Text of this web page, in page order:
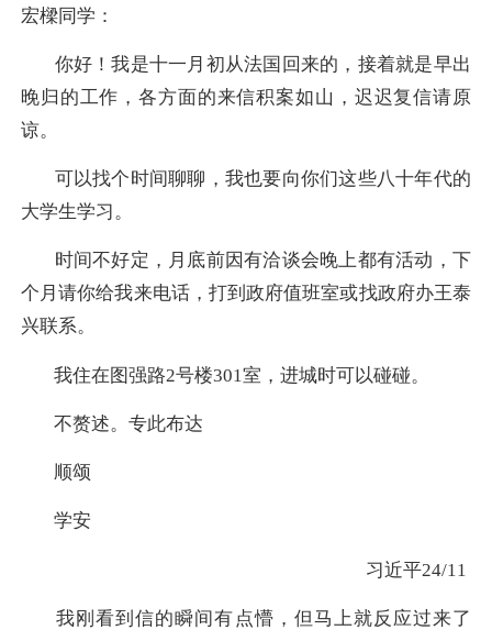
宏樑同学：
你好！我是十一月初从法国回来的，接着就是早出
晚归的工作，各方面的来信积案如山，迟迟复信请原
谅。
可以找个时间聊聊，我也要向你们这些八十年代的
大学生学习。
时间不好定，月底前因有洽谈会晚上都有活动，下
个月请你给我来电话，打到政府值班室或找政府办王泰
兴联系。
我住在图强路2号楼301室，进城时可以碰碰。
不赘述。专此布达
顺颂
学安
习近平24/11
我刚看到信的瞬间有点懵，但马上就反应过来了